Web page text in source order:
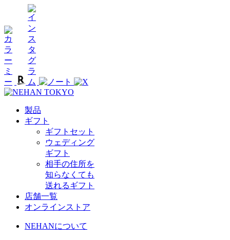
製品
ギフト
ギフトセット
ウェディング
ギフト
相手の住所を
知らなくても
送れるギフト
店舗一覧
オンラインストア
NEHANについて